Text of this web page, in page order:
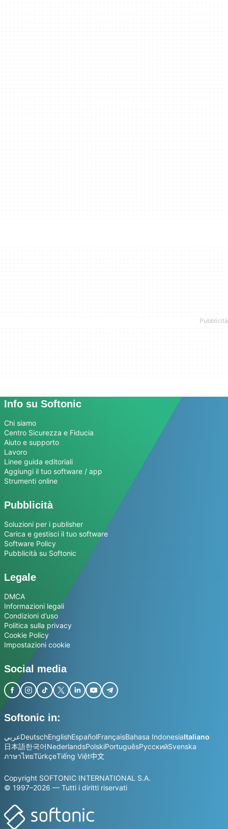
Info su Softonic
Chi siamo
Centro Sicurezza e Fiducia
Aiuto e supporto
Lavoro
Linee guida editoriali
Aggiungi il tuo software / app
Strumenti online
Pubblicità
Soluzioni per i publisher
Carica e gestisci il tuo software
Software Policy
Pubblicità su Softonic
Legale
DMCA
Informazioni legali
Condizioni d’uso
Politica sulla privacy
Cookie Policy
Impostazioni cookie
Social media
Softonic in:
عربيDeutschEnglishEspañolFrançaisBahasa IndonesiaItaliano
日本語한국어NederlandsPolskiPortuguêsРусскийSvenska
ภาษาไทยTürkçeTiếng Việt中文
Copyright SOFTONIC INTERNATIONAL S.A.
© 1997–2026 — Tutti i diritti riservati